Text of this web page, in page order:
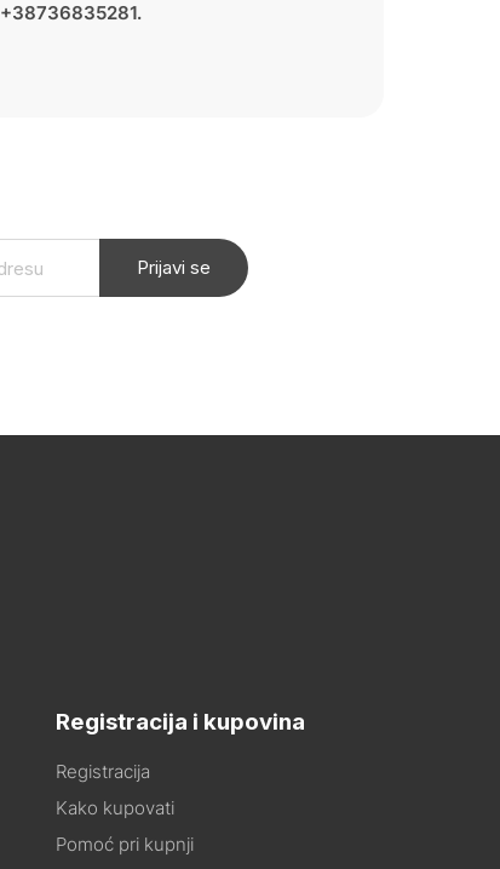
+38736835281.
Prijavi se
Registracija i kupovina
Registracija
Kako kupovati
Pomoć pri kupnji